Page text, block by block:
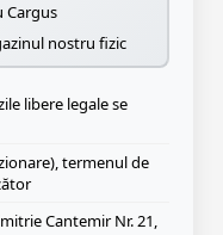
Cargus
nostru fizic
libere legale se
termenul de
Cantemir Nr. 21,